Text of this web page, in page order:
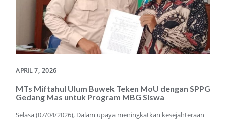
APRIL 7, 2026
MTs Miftahul Ulum Buwek Teken MoU dengan SPPG
Gedang Mas untuk Program MBG Siswa
Selasa (07/04/2026), Dalam upaya meningkatkan kesejahteraan